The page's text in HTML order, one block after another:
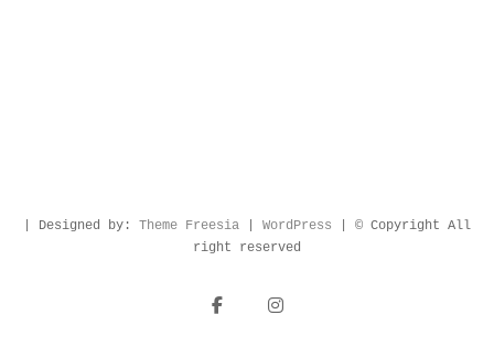
| Designed by: Theme Freesia| WordPress | © Copyright All
right reserved
facebookinstagram